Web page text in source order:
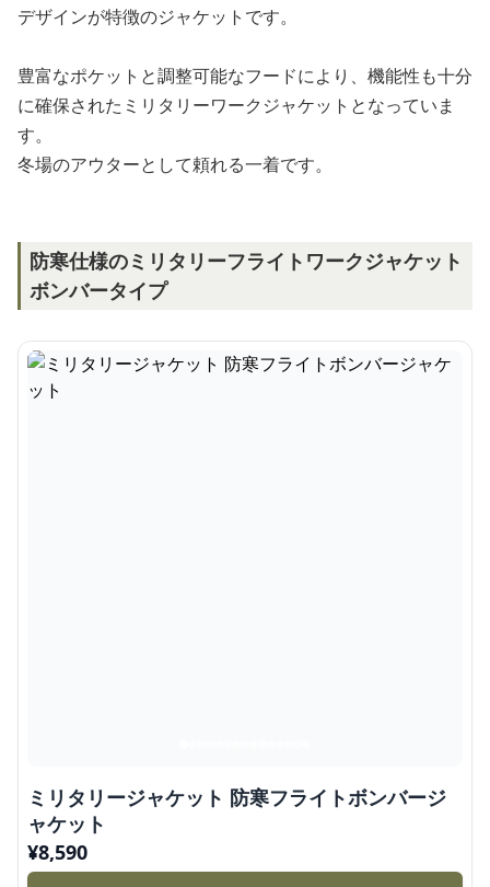
デザインが特徴のジャケットです。
豊富なポケットと調整可能なフードにより、機能性も十分
に確保されたミリタリーワークジャケットとなっていま
す。
冬場のアウターとして頼れる一着です。
防寒仕様のミリタリーフライトワークジャケット
ボンバータイプ
ミリタリージャケット 防寒フライトボンバージ
ャケット
¥8,590